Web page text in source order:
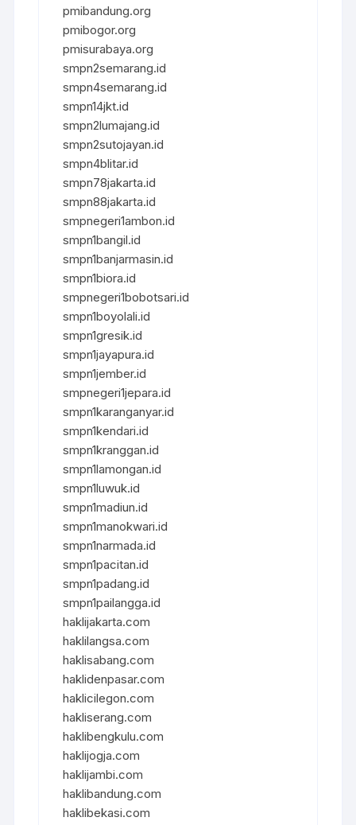
pmibandung.org
pmibogor.org
pmisurabaya.org
smpn2semarang.id
smpn4semarang.id
smpn14jkt.id
smpn2lumajang.id
smpn2sutojayan.id
smpn4blitar.id
smpn78jakarta.id
smpn88jakarta.id
smpnegeri1ambon.id
smpn1bangil.id
smpn1banjarmasin.id
smpn1biora.id
smpnegeri1bobotsari.id
smpn1boyolali.id
smpn1gresik.id
smpn1jayapura.id
smpn1jember.id
smpnegeri1jepara.id
smpn1karanganyar.id
smpn1kendari.id
smpn1kranggan.id
smpn1lamongan.id
smpn1luwuk.id
smpn1madiun.id
smpn1manokwari.id
smpn1narmada.id
smpn1pacitan.id
smpn1padang.id
smpn1pailangga.id
haklijakarta.com
haklilangsa.com
haklisabang.com
haklidenpasar.com
haklicilegon.com
hakliserang.com
haklibengkulu.com
haklijogja.com
haklijambi.com
haklibandung.com
haklibekasi.com